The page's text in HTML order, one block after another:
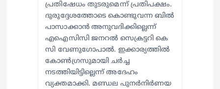
പ്രതിഷേധം തുടരുമെന്ന് പ്രതിപക്ഷം.
ദുരുദ്ദേശത്തോടെ കൊണ്ടുവന്ന ബിൽ
പാസാക്കാൻ അനുവദിക്കില്ലെന്ന്
എഐസിസി ജനറൽ സെക്രട്ടറി കെ
സി വേണുഗോപാൽ. ഇക്കാര്യത്തിൽ
കോൺഗ്രസുമായി ചർച്ച
നടത്തിയിട്ടില്ലെന്ന് അദേഹം
വ്യക്തമാക്കി. മണ്ഡല പുനർനിർണയ